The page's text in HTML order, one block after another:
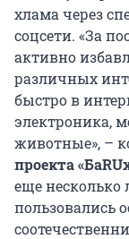
хлама через
соцсети. «За
активно
различных
быстро в
электроника,
животные», –
проекта
еще несколько
пользовались